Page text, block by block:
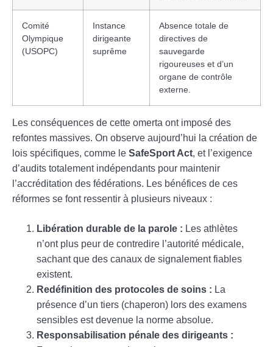
Comité
Olympique
(USOPC)
Instance
dirigeante
suprême
Absence totale de
directives de
sauvegarde
rigoureuses et d’un
organe de contrôle
externe.
Les conséquences de cette omerta ont imposé des
refontes massives. On observe aujourd’hui la création de
lois spécifiques, comme le SafeSport Act, et l’exigence
d’audits totalement indépendants pour maintenir
l’accréditation des fédérations. Les bénéfices de ces
réformes se font ressentir à plusieurs niveaux :
Libération durable de la parole : Les athlètes
n’ont plus peur de contredire l’autorité médicale,
sachant que des canaux de signalement fiables
existent.
Redéfinition des protocoles de soins : La
présence d’un tiers (chaperon) lors des examens
sensibles est devenue la norme absolue.
Responsabilisation pénale des dirigeants :